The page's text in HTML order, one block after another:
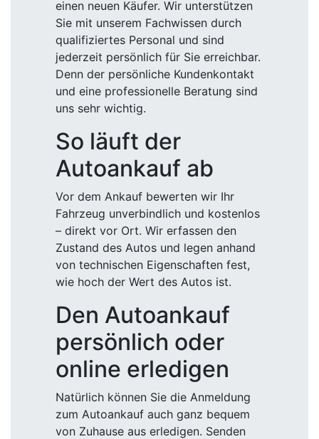
einen neuen Käufer. Wir unterstützen
Sie mit unserem Fachwissen durch
qualifiziertes Personal und sind
jederzeit persönlich für Sie erreichbar.
Denn der persönliche Kundenkontakt
und eine professionelle Beratung sind
uns sehr wichtig.
So läuft der
Autoankauf ab
Vor dem Ankauf bewerten wir Ihr
Fahrzeug unverbindlich und kostenlos
– direkt vor Ort. Wir erfassen den
Zustand des Autos und legen anhand
von technischen Eigenschaften fest,
wie hoch der Wert des Autos ist.
Den Autoankauf
persönlich oder
online erledigen
Natürlich können Sie die Anmeldung
zum Autoankauf auch ganz bequem
von Zuhause aus erledigen. Senden